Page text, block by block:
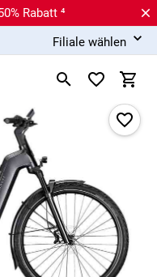
Rabatt ⁴
Filiale wählen